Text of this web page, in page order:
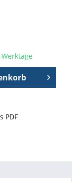
PDF